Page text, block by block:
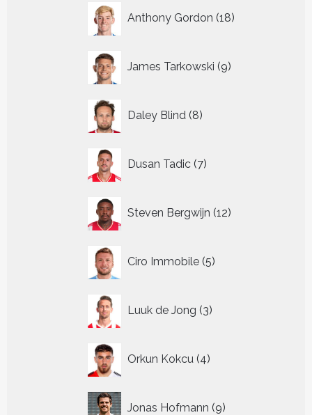
Anthony Gordon 18
producten
James Tarkowski 9
producten
Daley Blind 8
producten
Dusan Tadic 7
producten
Steven Bergwijn 12
producten
Ciro Immobile 5
producten
Luuk de Jong 3
producten
Orkun Kokcu 4
producten
Jonas Hofmann 9